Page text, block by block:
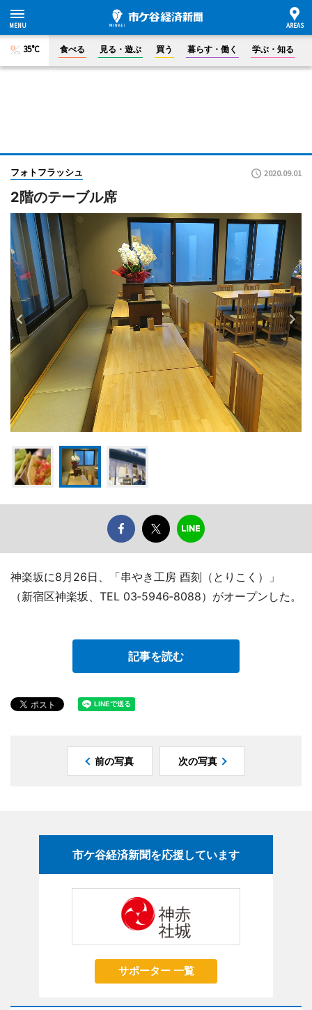
35°C 食べる 見る・遊ぶ 買う 暮らす・働く 学ぶ・知る
フォトフラッシュ 2020.09.01
2階のテーブル席
神楽坂に8月26日、「串やき工房 酉刻（とりこく）」
（新宿区神楽坂、TEL 03‐5946‐8088）がオープンした。
記事を読む
前の写真 次の写真
市ケ谷経済新聞を応援しています
サポーター 一覧